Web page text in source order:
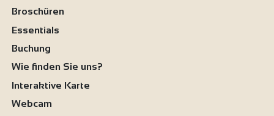
Broschüren
Essentials
Buchung
Wie finden Sie uns?
Interaktive Karte
Webcam